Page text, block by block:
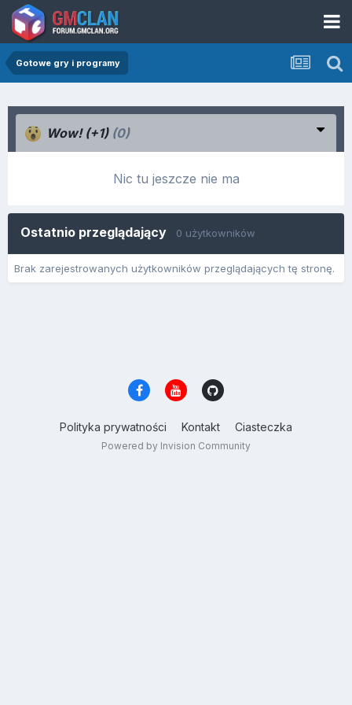
Gotowe gry i programy
Wow! (+1) (0)
Nic tu jeszcze nie ma
Ostatnio przeglądający 0 użytkowników
Brak zarejestrowanych użytkowników przeglądających tę stronę.
Polityka prywatności Kontakt Ciasteczka
Powered by Invision Community